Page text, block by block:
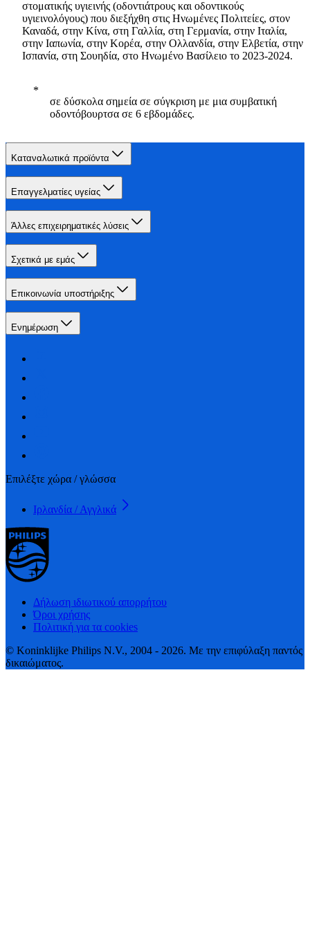
στοματικής υγιεινής (οδοντιάτρους και οδοντικούς
υγιεινολόγους) που διεξήχθη στις Ηνωμένες Πολιτείες, στον
Καναδά, στην Κίνα, στη Γαλλία, στη Γερμανία, στην Ιταλία,
στην Ιαπωνία, στην Κορέα, στην Ολλανδία, στην Ελβετία, στην
Ισπανία, στη Σουηδία, στο Ηνωμένο Βασίλειο το 2023-2024.
σε δύσκολα σημεία σε σύγκριση με μια συμβατική
οδοντόβουρτσα σε 6 εβδομάδες.
Καταναλωτικά προϊόντα
Επαγγελματίες υγείας
Άλλες επιχειρηματικές λύσεις
Σχετικά με εμάς
Επικοινωνία υποστήριξης
Ενημέρωση
Επιλέξτε χώρα / γλώσσα
Ιρλανδία / Αγγλικά
Δήλωση ιδιωτικού απορρήτου
Όροι χρήσης
Πολιτική για τα cookies
© Koninklijke Philips N.V., 2004 - 2026. Με την επιφύλαξη παντός
δικαιώματος.